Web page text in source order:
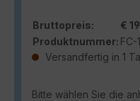
Bruttopreis:
€
Produktnummer: FC-
Versandfertig in 1
Bitte wählen Sie die